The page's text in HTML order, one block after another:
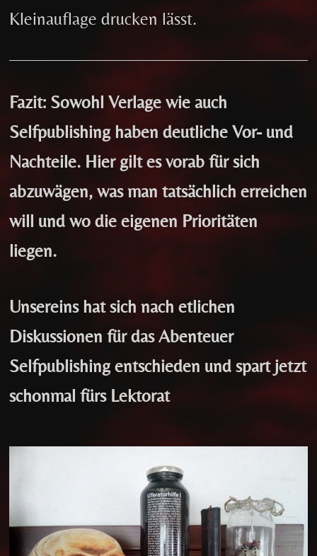
Kleinauflage drucken lässt.
Fazit: Sowohl Verlage wie auch
Selfpublishing haben deutliche Vor- und
Nachteile. Hier gilt es vorab für sich
abzuwägen, was man tatsächlich erreichen
will und wo die eigenen Prioritäten
liegen.
Unsereins hat sich nach etlichen
Diskussionen für das Abenteuer
Selfpublishing entschieden und spart jetzt
schonmal fürs Lektorat